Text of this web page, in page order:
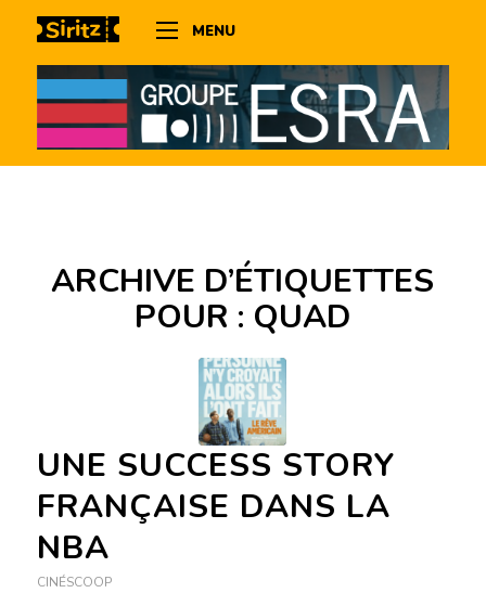
MENU
ARCHIVE D’ÉTIQUETTES
POUR : QUAD
UNE SUCCESS STORY
FRANÇAISE DANS LA
NBA
CINÉSCOOP